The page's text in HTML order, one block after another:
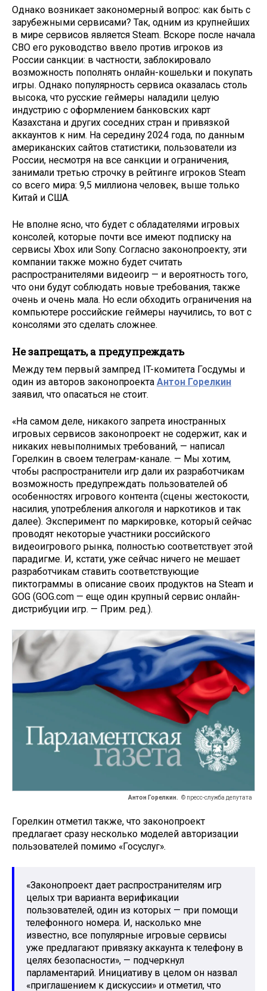
Однако возникает закономерный вопрос: как быть с
зарубежными сервисами? Так, одним из крупнейших
в мире сервисов является Steam. Вскоре после начала
СВО его руководство ввело против игроков из
России санкции: в частности, заблокировало
возможность пополнять онлайн-кошельки и покупать
игры. Однако популярность сервиса оказалась столь
высока, что русские геймеры наладили целую
индустрию с оформлением банковских карт
Казахстана и других соседних стран и привязкой
аккаунтов к ним. На середину 2024 года, по данным
американских сайтов статистики, пользователи из
России, несмотря на все санкции и ограничения,
занимали третью строчку в рейтинге игроков Steam
со всего мира: 9,5 миллиона человек, выше только
Китай и США.
Не вполне ясно, что будет с обладателями игровых
консолей, которые почти все имеют подписку на
сервисы Xbox или Sony. Согласно законопроекту, эти
компании также можно будет считать
распространителями видеоигр — и вероятность того,
что они будут соблюдать новые требования, также
очень и очень мала. Но если обходить ограничения на
компьютере российские геймеры научились, то вот с
консолями это сделать сложнее.
Не запрещать, а предупреждать
Между тем первый зампред IT-комитета Госдумы и
один из авторов законопроекта Антон Горелкин
заявил, что опасаться не стоит.
«На самом деле, никакого запрета иностранных
игровых сервисов законопроект не содержит, как и
никаких невыполнимых требований, — написал
Горелкин в своем телеграм-канале. — Мы хотим,
чтобы распространители игр дали их разработчикам
возможность предупреждать пользователей об
особенностях игрового контента (сцены жестокости,
насилия, употребления алкоголя и наркотиков и так
далее). Эксперимент по маркировке, который сейчас
проводят некоторые участники российского
видеоигрового рынка, полностью соответствует этой
парадигме. И, кстати, уже сейчас ничего не мешает
разработчикам ставить соответствующие
пиктограммы в описание своих продуктов на Steam и
GOG (GOG.com — еще один крупный сервис онлайн-
дистрибуции игр. — Прим. ред.).
Антон Горелкин. © пресс-служба депутата
Горелкин отметил также, что законопроект
предлагает сразу несколько моделей авторизации
пользователей помимо «Госуслуг».
«Законопроект дает распространителям игр
целых три варианта верификации
пользователей, один из которых — при помощи
телефонного номера. И, насколько мне
известно, все популярные игровые сервисы
уже предлагают привязку аккаунта к телефону в
целях безопасности», — подчеркнул
парламентарий. Инициативу в целом он назвал
«приглашением к дискуссии» и отметил, что